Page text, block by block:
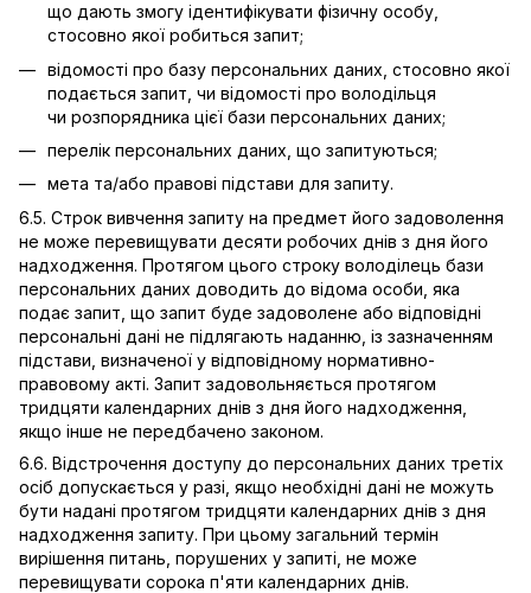
що дають змогу ідентифікувати фізичну особу,
стосовно якої робиться запит;
відомості про базу персональних даних, стосовно якої
подається запит, чи відомості про володільця
чи розпорядника цієї бази персональних даних;
перелік персональних даних, що запитуються;
мета та/або правові підстави для запиту.
6.5. Строк вивчення запиту на предмет його задоволення
не може перевищувати десяти робочих днів з дня його
надходження. Протягом цього строку володілець бази
персональних даних доводить до відома особи, яка
подає запит, що запит буде задоволене або відповідні
персональні дані не підлягають наданню, із зазначенням
підстави, визначеної у відповідному нормативно-
правовому акті. Запит задовольняється протягом
тридцяти календарних днів з дня його надходження,
якщо інше не передбачено законом.
6.6. Відстрочення доступу до персональних даних третіх
осіб допускається у разі, якщо необхідні дані не можуть
бути надані протягом тридцяти календарних днів з дня
надходження запиту. При цьому загальний термін
вирішення питань, порушених у запиті, не може
перевищувати сорока п'яти календарних днів.